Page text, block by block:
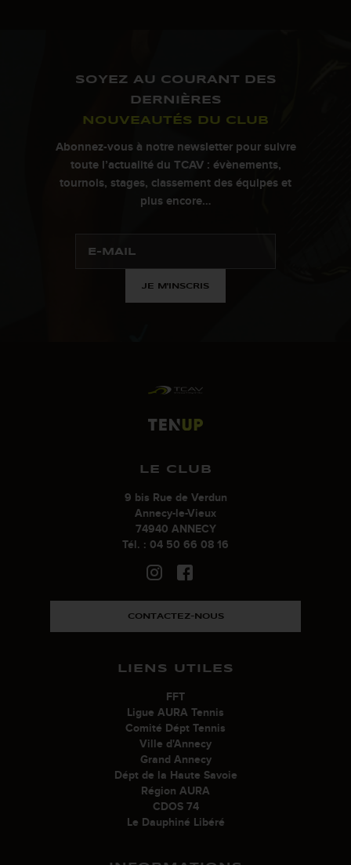
SOYEZ AU COURANT DES
DERNIÈRES
NOUVEAUTÉS DU CLUB
Abonnez-vous à notre newsletter pour suivre
toute l’actualité du TCAV : évènements,
tournois, stages, classement des équipes et
plus encore…
JE M'INSCRIS
LE CLUB
9 bis Rue de Verdun
Annecy-le-Vieux
74940 ANNECY
Tél. : 04 50 66 08 16
CONTACTEZ-NOUS
LIENS UTILES
FFT
Ligue AURA Tennis
Comité Dépt Tennis
Ville d'Annecy
Grand Annecy
Dépt de la Haute Savoie
Région AURA
CDOS 74
Le Dauphiné Libéré